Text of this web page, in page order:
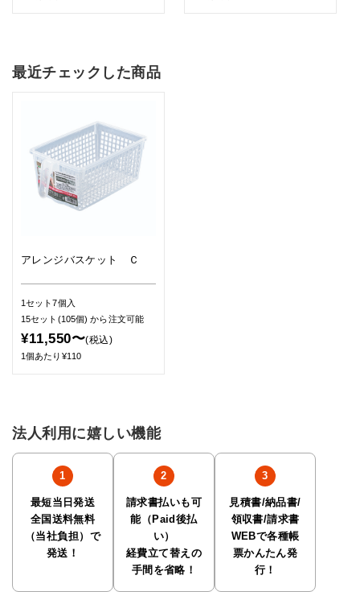
最近チェックした商品
アレンジバスケット Ｃ
1セット7個入
15セット(105個)から注文可能
¥11,550〜(税込)
1個あたり¥110
法人利用に嬉しい機能
最短当日発送
全国送料無料
（当社負担）で
発送！
請求書払いも可
能（Paid後払
い）
経費立て替えの
手間を省略！
見積書/納品書/
領収書/請求書
WEBで各種帳
票かんたん発
行！